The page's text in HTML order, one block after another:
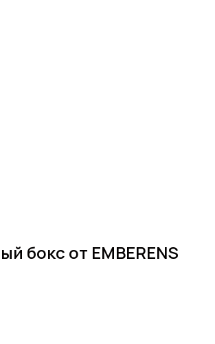
бокс от EMBERENS